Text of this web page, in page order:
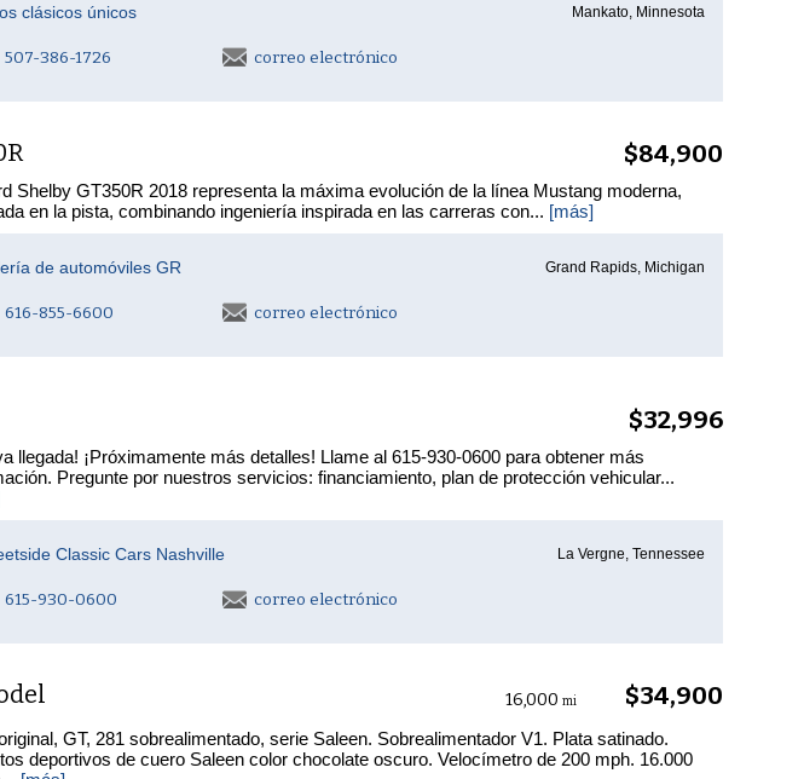
clásicos únicos Mankato, Minnesota
507-386-1726 correo electrónico
$84,900
Shelby GT350R 2018 representa la máxima evolución de la línea Mustang moderna,
en la pista, combinando ingeniería inspirada en las carreras con... [más]
de automóviles GR Grand Rapids, Michigan
616-855-6600 correo electrónico
$32,996
llegada! ¡Próximamente más detalles! Llame al 615-930-0600 para obtener más
Pregunte por nuestros servicios: financiamiento, plan de protección vehicular...
Classic Cars Nashville La Vergne, Tennessee
615-930-0600 correo electrónico
$34,900
16,000 mi
GT, 281 sobrealimentado, serie Saleen. Sobrealimentador V1. Plata satinado.
deportivos de cuero Saleen color chocolate oscuro. Velocímetro de 200 mph. 16.000